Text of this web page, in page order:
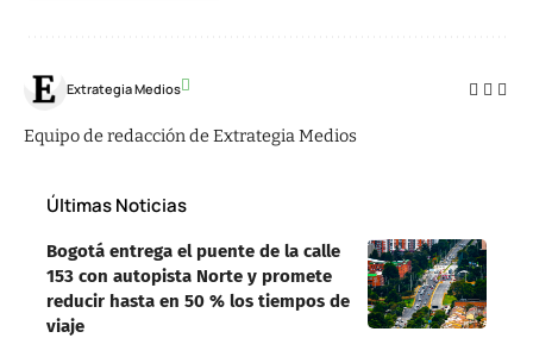
Extrategia Medios
Equipo de redacción de Extrategia Medios
Últimas Noticias
Bogotá entrega el puente de la calle
153 con autopista Norte y promete
reducir hasta en 50 % los tiempos de
viaje